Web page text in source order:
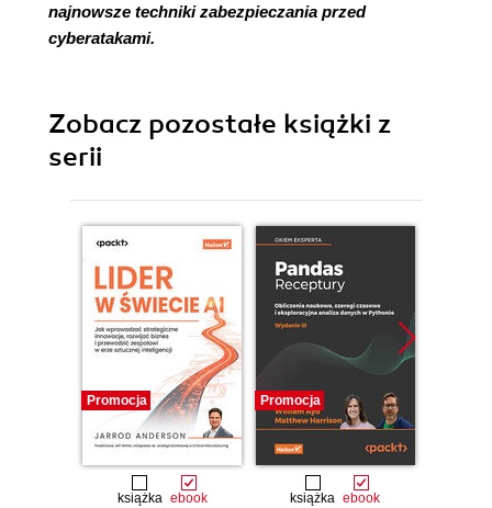
najnowsze techniki zabezpieczania przed
cyberatakami.
Zobacz pozostałe książki z
serii
Promocja
książka ebook
Promocja
książka ebook